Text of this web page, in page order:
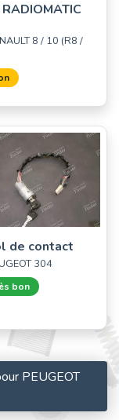
8 / 10 (R8 /
de contact
304
bon
PEUGEOT